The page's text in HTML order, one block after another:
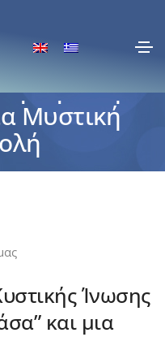
Κυστικής
Μυστική
Ίνωσης
και μια